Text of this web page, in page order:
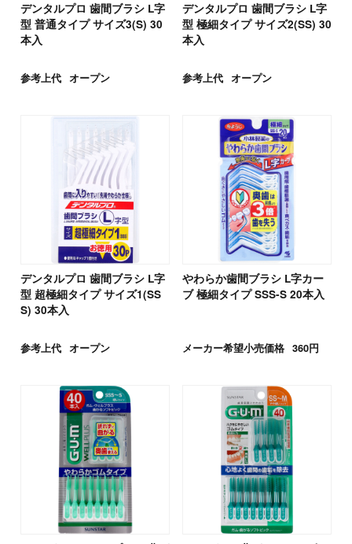
デンタルプロ 歯間ブラシ L字
型 普通タイプ サイズ3(S) 30
本入
参考上代 オープン
デンタルプロ 歯間ブラシ L字
型 極細タイプ サイズ2(SS) 30
本入
参考上代 オープン
デンタルプロ 歯間ブラシ L字
型 超極細タイプ サイズ1(SS
S) 30本入
参考上代 オープン
やわらか歯間ブラシ L字カー
ブ 極細タイプ SSS-S 20本入
メーカー希望小売価格 360円